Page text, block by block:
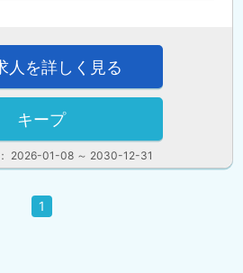
2026-01-08 ～ 2030-12-31
人を詳しく見る
キープ
1